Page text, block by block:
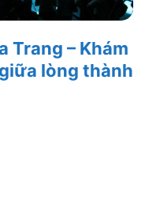
Trang – Khám
lòng thành